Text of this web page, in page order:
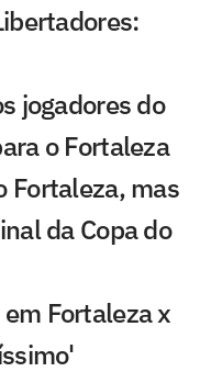
jogadores do
o Fortaleza
Fortaleza, mas
da Copa do
Fortaleza x